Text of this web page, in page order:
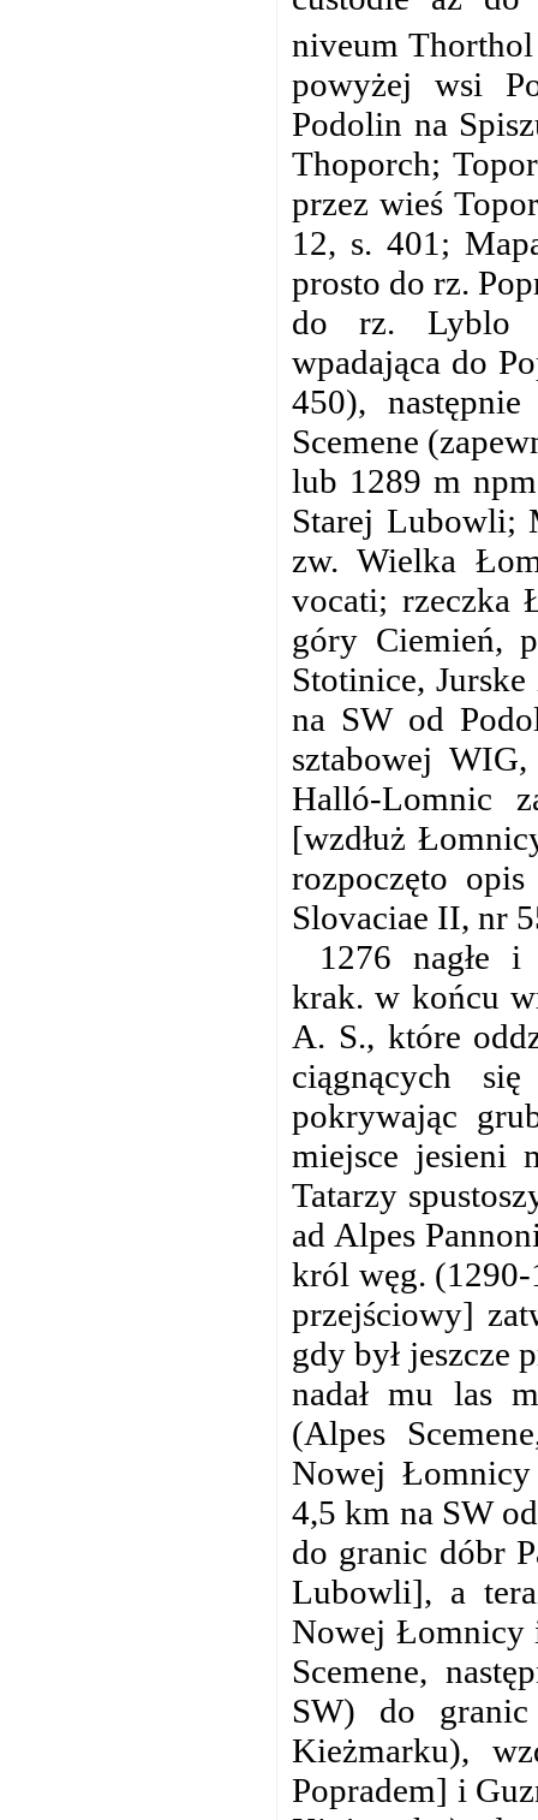
niveum
powyżej wsi
Podolin na
Thoporch;
przez wieś
12, s. 401;
prosto do rz.
do rz. Lyblo
wpadająca do
450),
Scemene
lub 1289 m
Starej Lubowli;
zw. Wielka
vocati; rzeczka
góry Ciemień,
Stotinice,
na SW od
sztabowej
Halló-Lomnic
[wzdłuż
rozpoczęto
Slovaciae II, nr
1276 nagłe i
krak. w końcu
A. S., które
ciągnących
pokrywając
miejsce jesieni
Tatarzy
ad Alpes
król węg. (1290-
przejściowy]
gdy był jeszcze
nadał mu las
(Alpes
Nowej
4,5 km na SW
do granic dóbr
Lubowli], a
Nowej Łomnicy
Scemene,
SW) do
Kieżmarku),
Popradem] i